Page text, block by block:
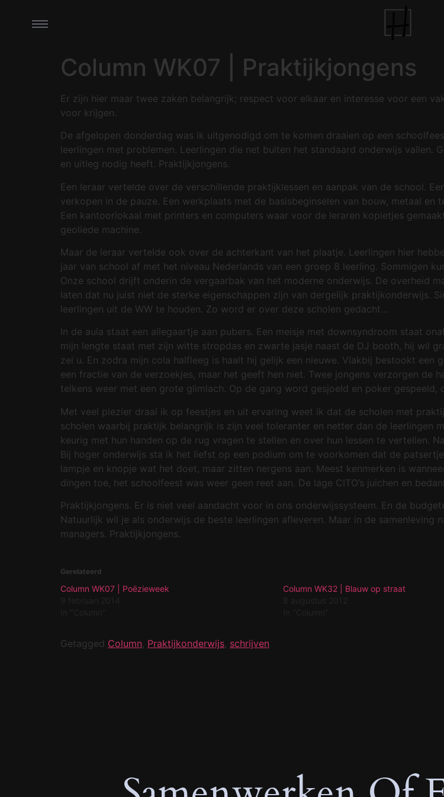
Column WK07 | Praktijkjongens
Er zijn hier maar twee zaken belangrijk; respect voor elkaar en interesse voor een
voor krijgen.
De afgelopen donderdag was ik uitgenodigd om te komen draaien op een
leerlingen met problemen. Leerlingen die net buiten het standaard onderwijs vallen.
en uitleg nodig heeft. Praktijkjongens.
Een leraar vertelde over de verschillende praktijklessen en aanpak van de school.
verkopen in de pauze. Een werkplaats met de basisbeginselen van bouw, metaal
Een kantoorlokaal met printers en computers waar voor de leraren kopietjes
geoliede machine.
Maar de leraar vertelde ook over de achterkant van het plaatje. Leerlingen hier
jaar van school af met het niveau Nederlands van een groep 8 leerling. Sommigen
Onze school drijft onderin de vergaarbak van het moderne onderwijs. De overheid
laten dat nu juist niet de sterke eigenschappen zijn van dergelijk praktijkonderwijs.
leerlingen uit de WW te houden. Zo word er over deze scholen gedacht…
In de aula staat een allegaartje aan pubers. Een meisje met downsyndroom staat
mijn lengte staat met zijn witte stropdas en zwarte jasje naast de DJ booth, hij wil
zei u. En zodra mijn cola halfleeg is haalt hij gelijk een nieuwe. Vlakbij bestookt een
een fractie van de verzoekjes, maar het geeft hen niet. Twee jongens verzorgen de
telkens weer met een grote glimlach. Op de gang word gesjoeld en poker
Met veel plezier draai ik op feestjes en uit ervaring weet ik dat de scholen met
scholen waarbij praktijk belangrijk is zijn veel toleranter en netter dan de leerlingen
keurig met hun handen op de rug vragen te stellen en over hun lessen te vertellen.
Bij hoger onderwijs sta ik het liefst op een podium om te voorkomen dat de
lampje en knopje wat het doet, maar zitten nergens aan. Meest kenmerken is
dingen toe, het schoolfeest was weer geen reet aan. De lage CITO’s juichen en
Praktijkjongens. Er is niet veel aandacht voor in ons onderwijssysteem. En de
Natuurlijk wil je als onderwijs de beste leerlingen afleveren. Maar in de samenleving
managers. Praktijkjongens.
Gerelateerd
Column WK07 | Poëzieweek
Column WK32 | Blauw op straat
Getagged Column, Praktijkonderwijs, schrijven